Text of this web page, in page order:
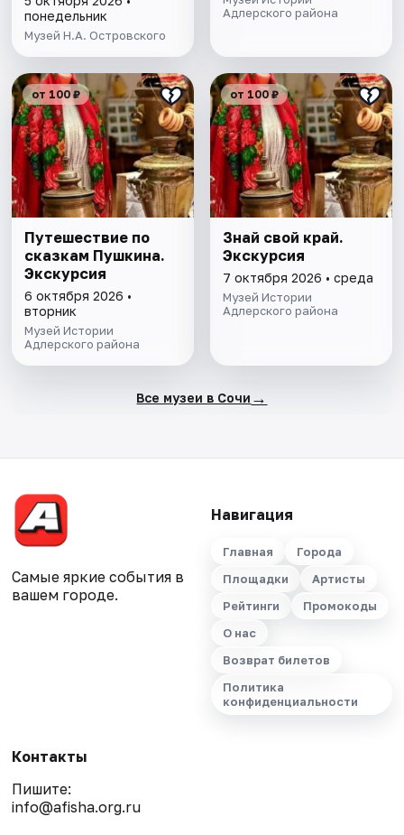
понедельник
Музей Н.А. Островского
Адлерского района
от 100 ₽
Путешествие по
сказкам Пушкина.
Экскурсия
6 октября 2026 •
вторник
Музей Истории
Адлерского района
от 100 ₽
Знай свой край.
Экскурсия
7 октября 2026 • среда
Музей Истории
Адлерского района
Все музеи в Сочи →
Самые яркие события в
вашем городе.
Навигация
Главная
Города
Площадки
Артисты
Рейтинги
Промокоды
О нас
Возврат билетов
Политика
конфиденциальности
Контакты
Пишите:
info@afisha.org.ru